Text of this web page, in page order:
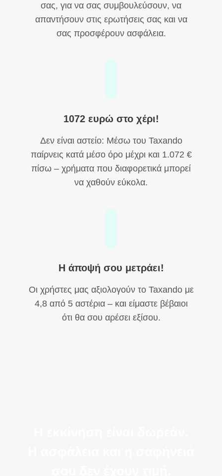
σας, για να σας συμβουλεύσουν, να
απαντήσουν στις ερωτήσεις σας και να
σας προσφέρουν ασφάλεια.
1072 ευρώ στο χέρι!
Δεν είναι αστείο: Μέσω του Taxando
παίρνεις κατά μέσο όρο μέχρι και 1.072 €
πίσω – χρήματα που διαφορετικά μπορεί
να χαθούν εύκολα.
Η άποψή σου μετράει!
Οι χρήστες μας αξιολογούν το Taxando με
4,8 από 5 αστέρια – και είμαστε βέβαιοι
ότι θα σου αρέσει εξίσου.